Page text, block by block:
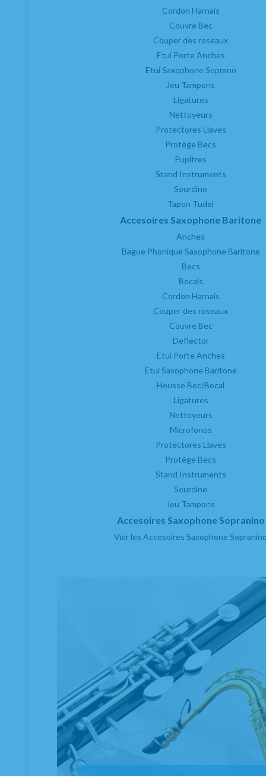
Cordon Harnais
Couvre Bec
Couper des roseaux
Etui Porte Anches
Etui Saxophone Soprano
Jeu Tampons
Ligatures
Nettoyeurs
Protectores Llaves
Protège Becs
Pupitres
Stand Instruments
Sourdine
Tapon Tudel
Accesoires Saxophone Baritone
Anches
Bague Phonique Saxophone Baritone
Becs
Bocals
Cordon Harnais
Couper des roseaux
Couvre Bec
Deflector
Etui Porte Anches
Etui Saxophone Baritone
Housse Bec/Bocal
Ligatures
Nettoyeurs
Microfonos
Protectores Llaves
Protège Becs
Stand Instruments
Sourdine
Jeu Tampons
Accesoires Saxophone Sopranino
Voir les Accesoires Saxophone